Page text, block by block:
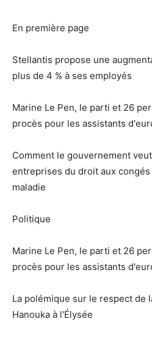
En première page
Stellantis propose une
plus de 4 % à ses employés
Marine Le Pen, le parti et 26
procès pour les assistants
Comment le gouvernement
entreprises du droit aux
maladie
Politique
Marine Le Pen, le parti et 26
procès pour les assistants
La polémique sur le respect de
Hanouka à l'Élysée